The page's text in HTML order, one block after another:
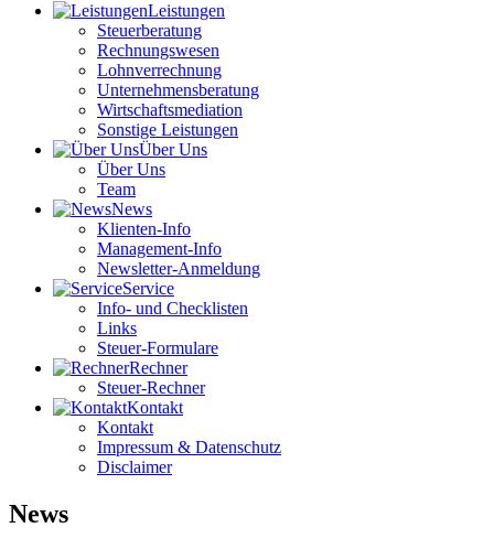
Leistungen
Steuerberatung
Rechnungswesen
Lohnverrechnung
Unternehmensberatung
Wirtschaftsmediation
Sonstige Leistungen
Über Uns
Über Uns
Team
News
Klienten-Info
Management-Info
Newsletter-Anmeldung
Service
Info- und Checklisten
Links
Steuer-Formulare
Rechner
Steuer-Rechner
Kontakt
Kontakt
Impressum & Datenschutz
Disclaimer
News